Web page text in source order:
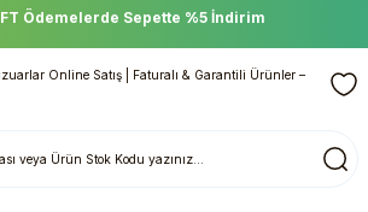
Ödemelerde Sepette %5 İndirim